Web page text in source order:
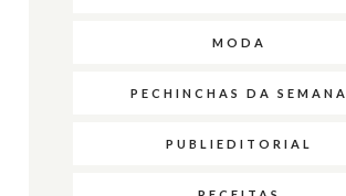
MODA
PECHINCHAS DA SEMANA
PUBLIEDITORIAL